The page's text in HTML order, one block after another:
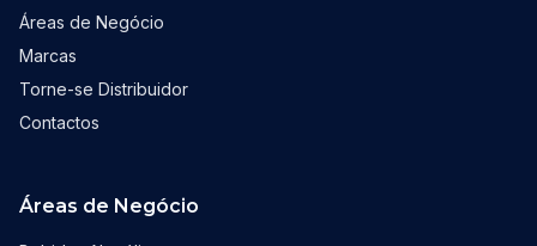
Áreas de Negócio
Marcas
Torne-se Distribuidor
Contactos
Áreas de Negócio